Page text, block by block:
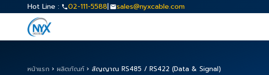
Hot Line : 02-111-5588| sales@nyxcable.com
หน้าแรก › ผลิตภัณฑ์ › สัญญาณ RS485 / RS422 (Data & Signal)